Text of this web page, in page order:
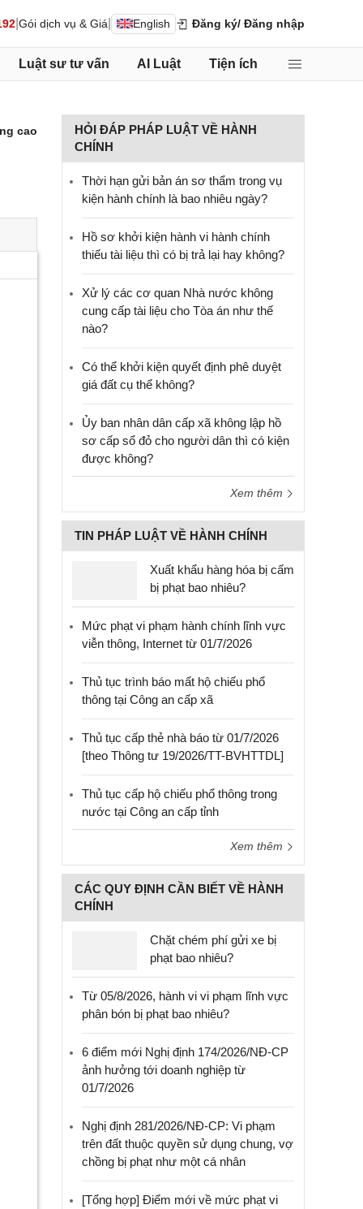
Gói dịch vụ & Giá English Đăng ký/ Đăng nhập
Luật sư tư vấn AI Luật Tiện ích
cao
HỎI ĐÁP PHÁP LUẬT VỀ HÀNH
CHÍNH
Thời hạn gửi bản án sơ thẩm trong vụ
kiện hành chính là bao nhiêu ngày?
Hồ sơ khởi kiện hành vi hành chính
thiếu tài liệu thì có bị trả lại hay không?
Xử lý các cơ quan Nhà nước không
cung cấp tài liệu cho Tòa án như thế
nào?
Có thể khởi kiện quyết định phê duyệt
giá đất cụ thể không?
Ủy ban nhân dân cấp xã không lập hồ
sơ cấp sổ đỏ cho người dân thì có kiện
được không?
Xem thêm
TIN PHÁP LUẬT VỀ HÀNH CHÍNH
Xuất khẩu hàng hóa bị cấm
bị phạt bao nhiêu?
Mức phạt vi phạm hành chính lĩnh vực
viễn thông, Internet từ 01/7/2026
Thủ tục trình báo mất hộ chiếu phổ
thông tại Công an cấp xã
Thủ tục cấp thẻ nhà báo từ 01/7/2026
[theo Thông tư 19/2026/TT-BVHTTDL]
Thủ tục cấp hộ chiếu phổ thông trong
nước tại Công an cấp tỉnh
Xem thêm
CÁC QUY ĐỊNH CẦN BIẾT VỀ HÀNH
CHÍNH
Chặt chém phí gửi xe bị
phạt bao nhiêu?
Từ 05/8/2026, hành vi vi phạm lĩnh vực
phân bón bị phạt bao nhiêu?
6 điểm mới Nghị định 174/2026/NĐ-CP
ảnh hưởng tới doanh nghiệp từ
01/7/2026
Nghị định 281/2026/NĐ-CP: Vi phạm
trên đất thuộc quyền sử dụng chung, vợ
chồng bị phạt như một cá nhân
[Tổng hợp] Điểm mới về mức phạt vi